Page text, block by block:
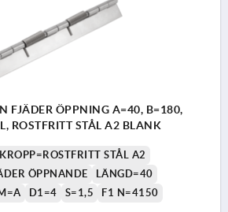
FJÄDER ÖPPNING A=40, B=180,
ROSTFRITT STÅL A2 BLANK
STÅL A2
ÖPPNANDE
LÄNGD=40
D1=4 S=1,5
F1 N=4150